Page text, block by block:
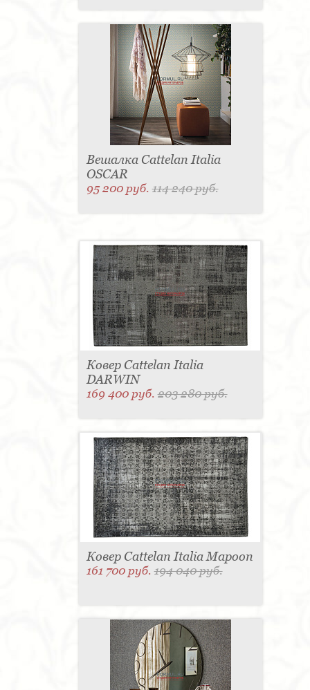
Вешалка Cattelan Italia
OSCAR
95 200 руб.114 240 руб.
Ковер Cattelan Italia
DARWIN
169 400 руб.203 280 руб.
Ковер Cattelan Italia Mapoon
161 700 руб.194 040 руб.